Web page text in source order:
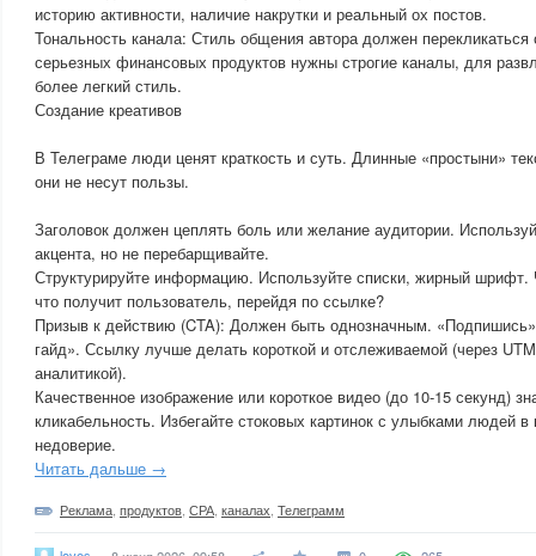
историю активности, наличие накрутки и реальный ох постов.
Тональность канала: Стиль общения автора должен
серьезных финансовых продуктов нужны строгие каналы, для
более легкий стиль.
Создание креативов
В Телеграме люди ценят краткость и суть. Длинные «простыни»
они не несут пользы.
Заголовок должен цеплять боль или желание аудитории.
акцента, но не перебарщивайте.
Структурируйте информацию. Используйте списки, жирный шрифт.
что получит пользователь, перейдя по ссылке?
Призыв к действию (CTA): Должен быть однозначным.
гайд». Ссылку лучше делать короткой и отслеживаемой (через
аналитикой).
Качественное изображение или короткое видео (до 10-15 секунд)
кликабельность. Избегайте стоковых картинок с улыбками людей
недоверие.
Читать дальше →
Реклама продуктов СРА каналах Телеграмм